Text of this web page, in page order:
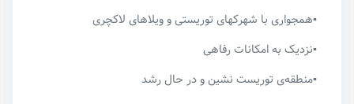
▪️همجواری با شهرکهای توریستی و ویلاهای لاکچری
▪️نزدیک به امکانات رفاهی
▪️منطقه‌ی توریست نشین و در حال رشد